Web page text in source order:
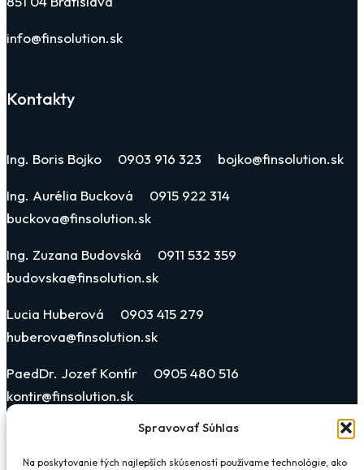
Spravovať Súhlas
Na poskytovanie tých najlepších skúseností používame technológie, ako
info@finsolution.sk
Kontakty
Ing. Boris Bojko 0903 916 323 bojko@finsolution.sk
Ing. Aurélia Bucková 0915 922 314
buckova@finsolution.sk
Ing. Zuzana Budovská 0911 532 359
budovska@finsolution.sk
Lucia Huberová 0903 415 279
huberova@finsolution.sk
PaedDr. Jozef Kontír 0905 480 516
kontir@finsolution.sk
Katarína Blehová Horonyová 0903 019 311
blehova@finsolution.sk